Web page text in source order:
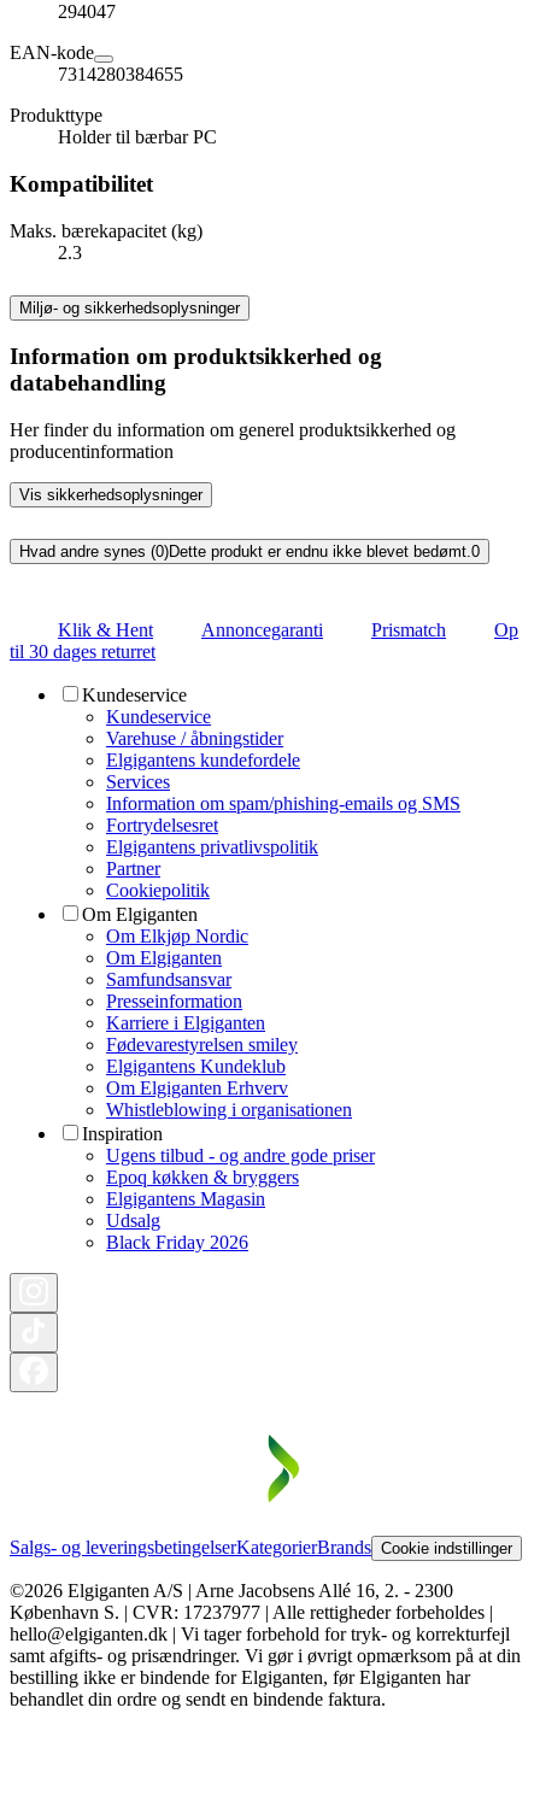
294047
EAN-kode
7314280384655
Produkttype
Holder til bærbar PC
Kompatibilitet
Maks. bærekapacitet (kg)
2.3
Miljø- og sikkerhedsoplysninger
Information om produktsikkerhed og
databehandling
Her finder du information om generel produktsikkerhed og
producentinformation
Vis sikkerhedsoplysninger
Hvad andre synes (0)Dette produkt er endnu ikke blevet bedømt.0
Klik & Hent Annoncegaranti Prismatch
Op
til 30 dages returret
Kundeservice
Kundeservice
Varehuse / åbningstider
Elgigantens kundefordele
Services
Information om spam/phishing-emails og SMS
Fortrydelsesret
Elgigantens privatlivspolitik
Partner
Cookiepolitik
Om Elgiganten
Om Elkjøp Nordic
Om Elgiganten
Samfundsansvar
Presseinformation
Karriere i Elgiganten
Fødevarestyrelsen smiley
Elgigantens Kundeklub
Om Elgiganten Erhverv
Whistleblowing i organisationen
Inspiration
Ugens tilbud - og andre gode priser
Epoq køkken & bryggers
Elgigantens Magasin
Udsalg
Black Friday 2026
Salgs- og leveringsbetingelserKategorierBrands Cookie indstillinger
©2026 Elgiganten A/S | Arne Jacobsens Allé 16, 2. - 2300
København S. | CVR: 17237977 | Alle rettigheder forbeholdes |
hello@elgiganten.dk | Vi tager forbehold for tryk- og korrekturfejl
samt afgifts- og prisændringer. Vi gør i øvrigt opmærksom på at din
bestilling ikke er bindende for Elgiganten, før Elgiganten har
behandlet din ordre og sendt en bindende faktura.